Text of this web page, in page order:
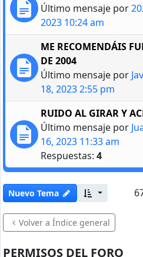
Último mensaje por
2023 10:24 am
ME RECOMENDÁIS
DE 2004
Último mensaje por
18, 2023 2:55 pm
RUIDO AL GIRAR Y
Último mensaje por
16, 2023 11:33 am
Respuestas: 4
Nuevo Tema
Volver a Índice general
PERMISOS DEL FORO